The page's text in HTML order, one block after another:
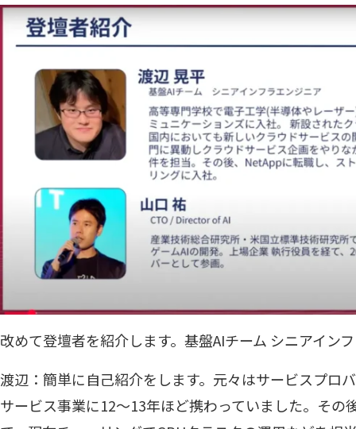
改めて登壇者を紹介します。基盤AIチーム シニアイン
渡辺：簡単に自己紹介をします。元々はサービスプロ
サービス事業に12〜13年ほど携わっていました。その